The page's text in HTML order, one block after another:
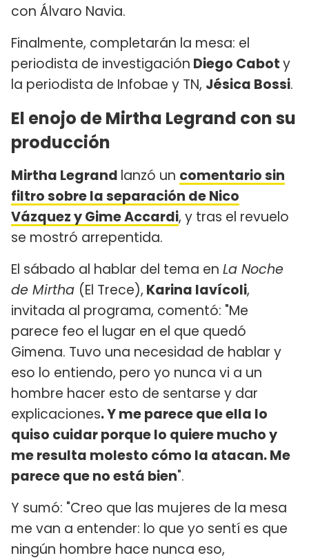
con Álvaro Navia.
Finalmente, completarán la mesa: el
periodista de investigación Diego Caboty
la periodista de Infobae y TN, Jésica Bossi.
El enojo de Mirtha Legrand con su
producción
Mirtha Legrand lanzó un comentario sin
filtro sobre la separación de Nico
Vázquez y Gime Accardi, y tras el revuelo
se mostró arrepentida.
El sábado al hablar del tema en La Noche
de Mirtha (El Trece), Karina Iavícoli,
invitada al programa, comentó: "Me
parece feo el lugar en el que quedó
Gimena. Tuvo una necesidad de hablar y
eso lo entiendo, pero yo nunca vi a un
hombre hacer esto de sentarse y dar
explicaciones. Y me parece que ella lo
quiso cuidar porque lo quiere mucho y
me resulta molesto cómo la atacan. Me
parece que no está bien".
Y sumó: "Creo que las mujeres de la mesa
me van a entender: lo que yo sentí es que
ningún hombre hace nunca eso,